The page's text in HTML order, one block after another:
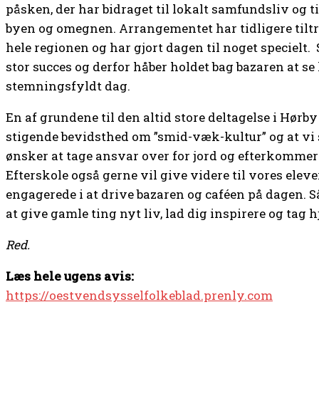
påsken, der har bidraget til lokalt samfundsliv og
byen og omegnen. Arrangementet har tidligere
hele regionen og har gjort dagen til noget specielt.
stor succes og derfor håber holdet bag bazaren at
stemningsfyldt dag.
En af grundene til den altid store deltagelse i
stigende bevidsthed om ”smid-væk-kultur” og at
ønsker at tage ansvar over for jord og
Efterskole også gerne vil give videre til vores
engagerede i at drive bazaren og caféen på dagen.
at give gamle ting nyt liv, lad dig inspirere og tag
Red.
Læs hele ugens avis:
https://oestvendsysselfolkeblad.prenly.com